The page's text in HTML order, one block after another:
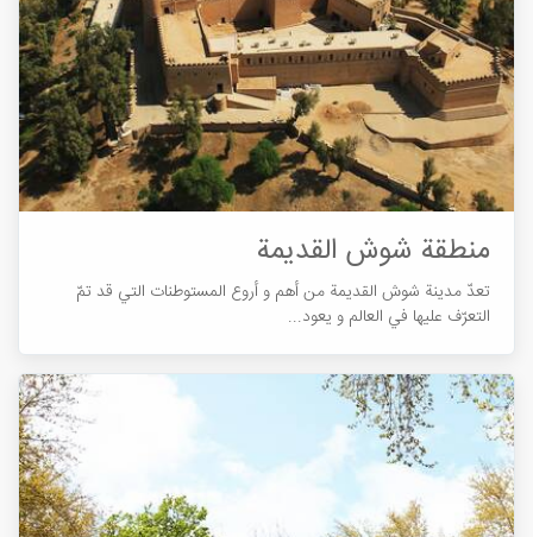
منطقة شوش القدیمة
تعدّ مدینة شوش القدیمة من أهم و أروع المستوطنات التي قد تمّ
التعرّف علیها في العالم و يعود...